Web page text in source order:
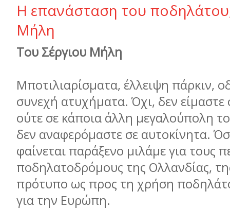
Η επανάσταση του
Μήλη
Του Σέργιου Μήλη
Μποτιλιαρίσματα, έλλειψη πάρκιν,
συνεχή ατυχήματα. Όχι, δεν
ούτε σε κάποια άλλη μεγαλούπολη
δεν αναφερόμαστε σε αυτοκίνητα.
φαίνεται παράξενο μιλάμε για τους
ποδηλατοδρόμους της Ολλανδίας,
πρότυπο ως προς τη χρήση
για την Ευρώπη.